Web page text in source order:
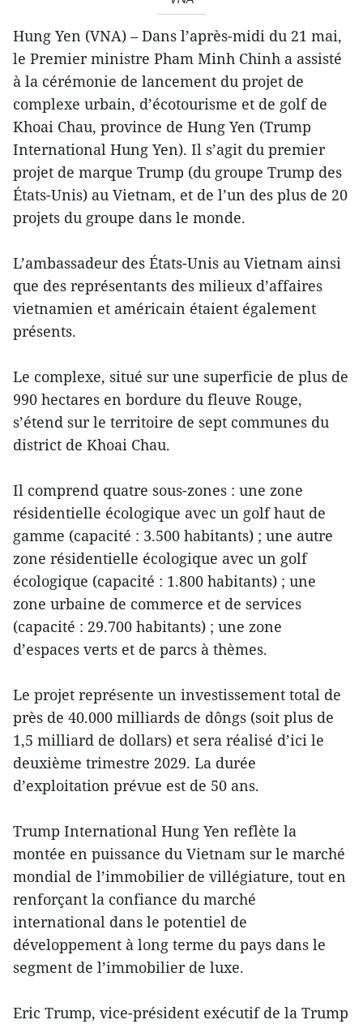
Hung Yen (VNA) – Dans l’après-midi du 21 mai,
le Premier ministre Pham Minh Chinh a assisté
à la cérémonie de lancement du projet de
complexe urbain, d’écotourisme et de golf de
Khoai Chau, province de Hung Yen (Trump
International Hung Yen). Il s’agit du premier
projet de marque Trump (du groupe Trump des
États-Unis) au Vietnam, et de l’un des plus de 20
projets du groupe dans le monde.
L’ambassadeur des États-Unis au Vietnam ainsi
que des représentants des milieux d’affaires
vietnamien et américain étaient également
présents.
Le complexe, situé sur une superficie de plus de
990 hectares en bordure du fleuve Rouge,
s’étend sur le territoire de sept communes du
district de Khoai Chau.
Il comprend quatre sous-zones : une zone
résidentielle écologique avec un golf haut de
gamme (capacité : 3.500 habitants) ; une autre
zone résidentielle écologique avec un golf
écologique (capacité : 1.800 habitants) ; une
zone urbaine de commerce et de services
(capacité : 29.700 habitants) ; une zone
d’espaces verts et de parcs à thèmes.
Le projet représente un investissement total de
près de 40.000 milliards de dôngs (soit plus de
1,5 milliard de dollars) et sera réalisé d’ici le
deuxième trimestre 2029. La durée
d’exploitation prévue est de 50 ans.
Trump International Hung Yen reflète la
montée en puissance du Vietnam sur le marché
mondial de l’immobilier de villégiature, tout en
renforçant la confiance du marché
international dans le potentiel de
développement à long terme du pays dans le
segment de l’immobilier de luxe.
Eric Trump, vice-président exécutif de la Trump